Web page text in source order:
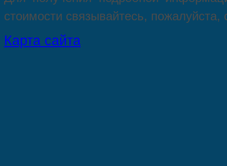
стoимости связывaйтесь,
Карта сайта